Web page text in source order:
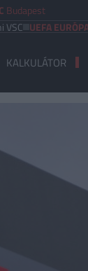
Budapest
EURÓPA LIGA
KALKULÁTOR